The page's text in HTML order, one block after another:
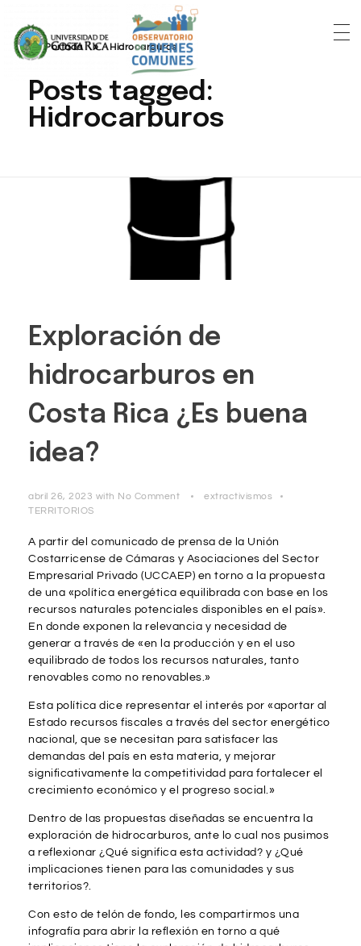
Portada » Hidrocarburos
Posts tagged:
Hidrocarburos
Exploración de
hidrocarburos en
Costa Rica ¿Es buena
idea?
abril 26, 2023 with No Comment
extractivismos
TERRITORIOS
A partir del comunicado de prensa de la Unión
Costarricense de Cámaras y Asociaciones del Sector
Empresarial Privado (UCCAEP) en torno a la propuesta
de una «política energética equilibrada con base en los
recursos naturales potenciales disponibles en el país».
En donde exponen la relevancia y necesidad de
generar a través de «en la producción y en el uso
equilibrado de todos los recursos naturales, tanto
renovables como no renovables.»
Esta política dice representar el interés por «aportar al
Estado recursos fiscales a través del sector energético
nacional, que se necesitan para satisfacer las
demandas del país en esta materia, y mejorar
significativamente la competitividad para fortalecer el
crecimiento económico y el progreso social.»
Dentro de las propuestas diseñadas se encuentra la
exploración de hidrocarburos, ante lo cual nos pusimos
a reflexionar ¿Qué significa esta actividad? y ¿Qué
implicaciones tienen para las comunidades y sus
territorios?.
Con esto de telón de fondo, les compartirmos una
infografía para abrir la reflexión en torno a qué